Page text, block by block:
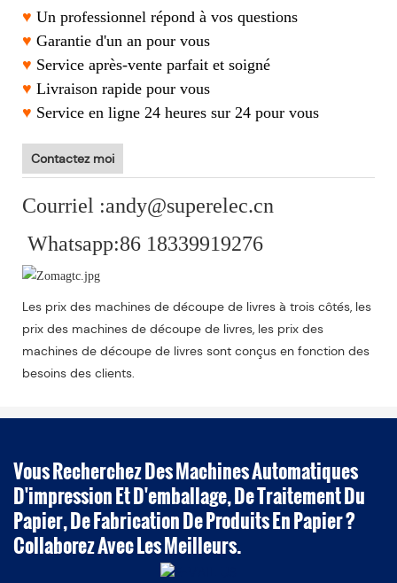
♥ Un professionnel répond à vos questions
♥ Garantie d'un an pour vous
♥ Service après-vente parfait et soigné
♥ Livraison rapide pour vous
♥ Service en ligne 24 heures sur 24 pour vous
Contactez moi
Courriel :andy@superelec.cn
Whatsapp:86 18339919276
Les prix des machines de découpe de livres à trois côtés, les
prix des machines de découpe de livres, les prix des
machines de découpe de livres sont conçus en fonction des
besoins des clients.
Vous Recherchez Des Machines Automatiques
D'impression Et D'emballage, De Traitement Du
Papier, De Fabrication De Produits En Papier ?
Collaborez Avec Les Meilleurs.